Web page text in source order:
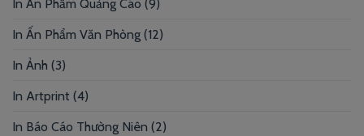
In Ấn Phẩm Quảng Cáo (9)
In Ấn Phẩm Văn Phòng (12)
In Ảnh (3)
In Artprint (4)
In Báo Cáo Thường Niên (2)